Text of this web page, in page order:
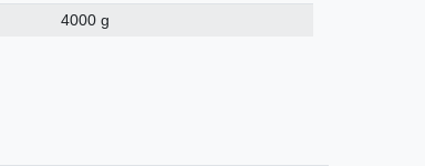
4000 g